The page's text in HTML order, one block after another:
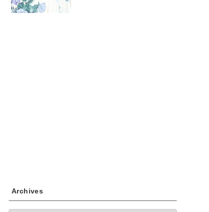
Archives